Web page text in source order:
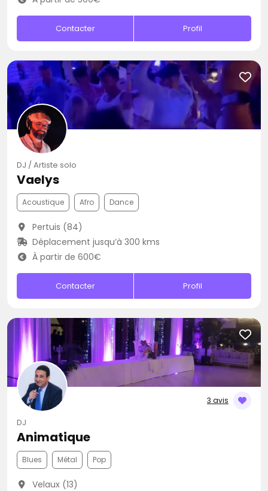
Contacter Profil
DJ / Artiste solo
Vaelys
Acoustique Afro Dance
Pertuis (84)
Déplacement jusqu’à 300 kms
À partir de 600€
Contacter Profil
3 avis
DJ
Animatique
Blues Métal Pop
Velaux (13)